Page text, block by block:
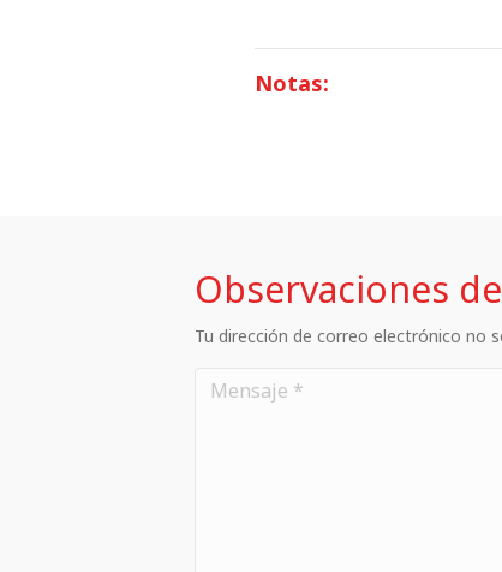
Notas:
Observaciones
Tu dirección de correo electrónico no